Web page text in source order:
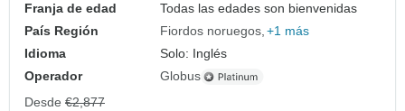
Franja de edad
Todas las edades son bienvenidas
País Región
Fiordos noruegos +1 más
Idioma
Solo: Inglés
Operador
Globus
Desde €2,877